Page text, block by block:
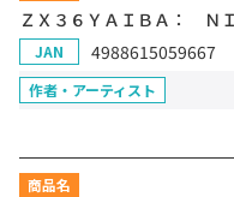
ＺＸ３６ＹＡＩＢＡ： Ｎ
JAN 4988615059667
作者・アーティスト
商品名